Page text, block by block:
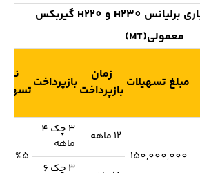
پیش فروش اعتباری برلیانس H230 و H220 گیربکس
معمولی(MT)
مبلغ تسهیلات
زمان
بازپرداختبازپرداخت
نرخ
150,000,000
12 ماهه
3 چک 4
ماهه
%5
3 چک 6